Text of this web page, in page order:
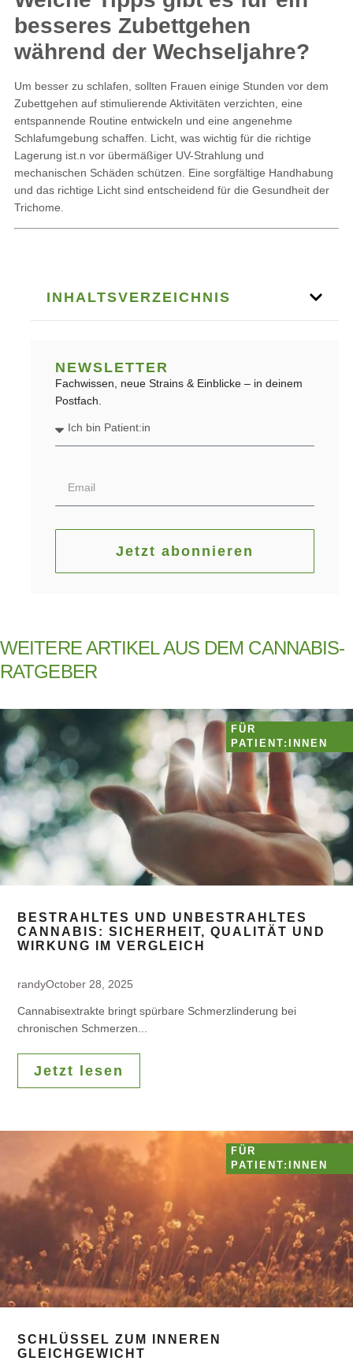
besseres Zubettgehen
während der Wechseljahre?
Um besser zu schlafen, sollten Frauen einige Stunden vor dem
Zubettgehen auf stimulierende Aktivitäten verzichten, eine
entspannende Routine entwickeln und eine angenehme
Schlafumgebung schaffen. Licht, was wichtig für die richtige
Lagerung ist.n vor übermäßiger UV-Strahlung und
mechanischen Schäden schützen. Eine sorgfältige Handhabung
und das richtige Licht sind entscheidend für die Gesundheit der
Trichome.
INHALTSVERZEICHNIS
NEWSLETTER
Fachwissen, neue Strains & Einblicke – in deinem
Postfach.
Jetzt abonnieren
WEITERE ARTIKEL AUS DEM CANNABIS-
RATGEBER
BESTRAHLTES UND UNBESTRAHLTES
CANNABIS: SICHERHEIT, QUALITÄT UND
WIRKUNG IM VERGLEICH
randyOctober 28, 2025
Cannabisextrakte bringt spürbare Schmerzlinderung bei
chronischen Schmerzen...
Jetzt lesen
FÜR
PATIENT:INNEN
SCHLÜSSEL ZUM INNEREN
GLEICHGEWICHT
FÜR
PATIENT:INNEN